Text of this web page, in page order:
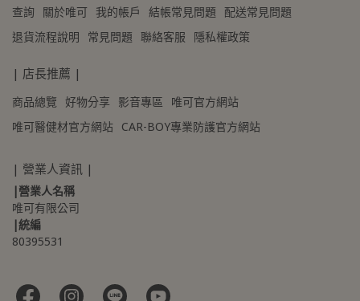
查詢 關於唯可 我的帳戶 結帳常見問題 配送常見問題
退貨流程說明 常見問題 聯絡客服 隱私權政策
| 店長推薦 |
商品總覽 好物分享 影音專區 唯可官方網站
唯可醫健材官方網站 CAR-BOY專業防護官方網站
| 營業人資訊 |
|營業人名稱
唯可有限公司
|統編
80395531